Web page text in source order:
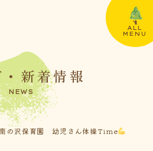
ALL
MENU
・新着情報
NEWS
南の沢保育園 幼児さん体操Time